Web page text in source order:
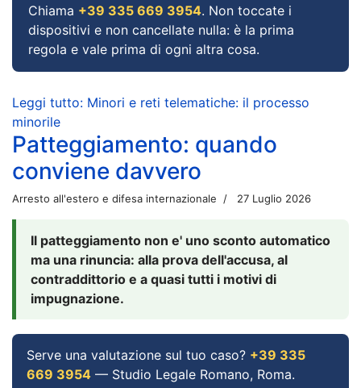
Chiama +39 335 669 3954. Non toccate i
dispositivi e non cancellate nulla: è la prima
regola e vale prima di ogni altra cosa.
Leggi tutto: Minori e reti telematiche: il processo
minorile
Patteggiamento: quando
conviene davvero
Arresto all'estero e difesa internazionale 27 Luglio 2026
Il patteggiamento non e' uno sconto automatico
ma una rinuncia: alla prova dell'accusa, al
contraddittorio e a quasi tutti i motivi di
impugnazione.
Serve una valutazione sul tuo caso? +39 335
669 3954 — Studio Legale Romano, Roma.